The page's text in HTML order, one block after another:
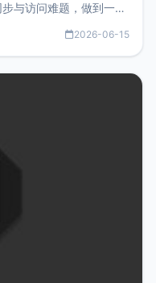
与访问难题，做到一处
2026-06-15